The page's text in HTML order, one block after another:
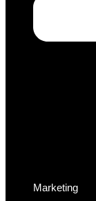
Marketing